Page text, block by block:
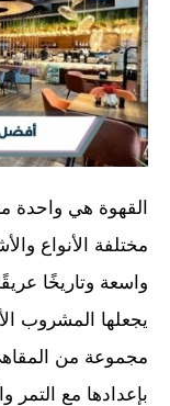
القهوة هي واحدة
مختلفة الأنواع
واسعة وتاريخًا
يجعلها المشروب
مجموعة من
بإعدادها مع التمر